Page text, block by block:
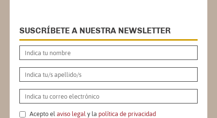
SUSCRÍBETE A NUESTRA NEWSLETTER
Acepto el aviso legal y la política de privacidad